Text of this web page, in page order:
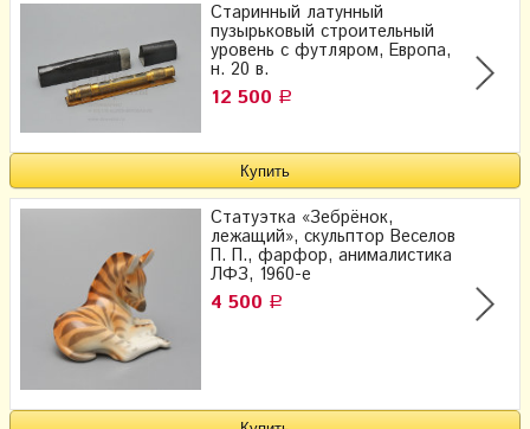
Старинный латунный
пузырьковый строительный
уровень с футляром, Европа,
н. 20 в.
12 500 Р
Статуэтка «Зебрёнок,
лежащий», скульптор Веселов
П. П., фарфор, анималистика
ЛФЗ, 1960-е
4 500 Р